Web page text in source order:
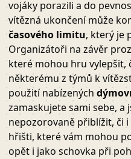
vojáky porazili a do
vítězná ukončení může
časového limitu, který je
Organizátoři na závěr
které mohou hru vylepšit,
některému z týmů k
použití nabízených
zamaskujete sami sebe, a
nepozorovaně přiblížit, či
hřišti, které vám mohou
opět i jako schovka při